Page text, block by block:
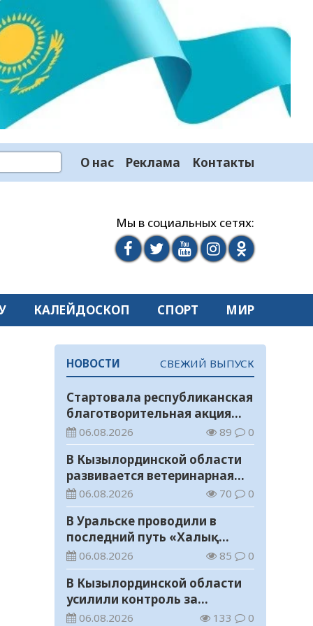
О нас Реклама Контакты
Мы в социальных сетях:
КАЛЕЙДОСКОП СПОРТ МИР
НОВОСТИ СВЕЖИЙ ВЫПУСК
Стартовала республиканская
благотворительная акция
«Дорога в школу»
06.08.2026 89 0
В Кызылординской области
развивается ветеринарная
отрасль
06.08.2026 70 0
В Уральске проводили в
последний путь «Халық
Қаһарманы» Ивана
Степановича Гапича
06.08.2026 85 0
В Кызылординской области
усилили контроль за
финансовой дисциплиной
06.08.2026 133 0